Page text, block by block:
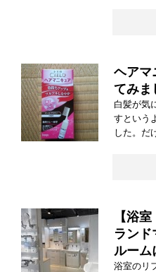
ヘアマ
てみま
白髪が気
すという
した。だ
【浴
ランド
ルーム
浴室のリ